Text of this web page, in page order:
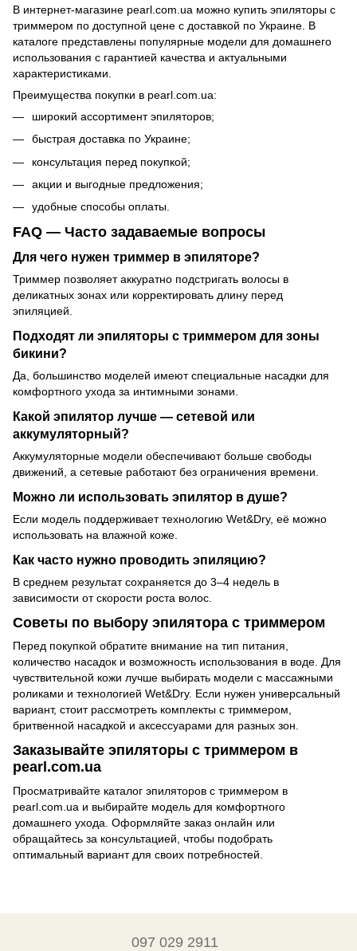
В интернет-магазине pearl.com.ua можно купить эпиляторы с
триммером по доступной цене с доставкой по Украине. В
каталоге представлены популярные модели для домашнего
использования с гарантией качества и актуальными
характеристиками.
Преимущества покупки в pearl.com.ua:
широкий ассортимент эпиляторов;
быстрая доставка по Украине;
консультация перед покупкой;
акции и выгодные предложения;
удобные способы оплаты.
FAQ — Часто задаваемые вопросы
Для чего нужен триммер в эпиляторе?
Триммер позволяет аккуратно подстригать волосы в
деликатных зонах или корректировать длину перед
эпиляцией.
Подходят ли эпиляторы с триммером для зоны
бикини?
Да, большинство моделей имеют специальные насадки для
комфортного ухода за интимными зонами.
Какой эпилятор лучше — сетевой или
аккумуляторный?
Аккумуляторные модели обеспечивают больше свободы
движений, а сетевые работают без ограничения времени.
Можно ли использовать эпилятор в душе?
Если модель поддерживает технологию Wet&Dry, её можно
использовать на влажной коже.
Как часто нужно проводить эпиляцию?
В среднем результат сохраняется до 3–4 недель в
зависимости от скорости роста волос.
Советы по выбору эпилятора с триммером
Перед покупкой обратите внимание на тип питания,
количество насадок и возможность использования в воде. Для
чувствительной кожи лучше выбирать модели с массажными
роликами и технологией Wet&Dry. Если нужен универсальный
вариант, стоит рассмотреть комплекты с триммером,
бритвенной насадкой и аксессуарами для разных зон.
Заказывайте эпиляторы с триммером в
pearl.com.ua
Просматривайте каталог эпиляторов с триммером в
pearl.com.ua и выбирайте модель для комфортного
домашнего ухода. Оформляйте заказ онлайн или
обращайтесь за консультацией, чтобы подобрать
оптимальный вариант для своих потребностей.
097 029 2911